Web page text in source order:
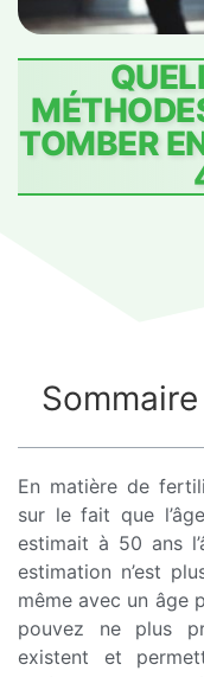
TOMBER
Sommaire
En matière de
sur le fait que
estimait à 50 ans
estimation n’est
même avec un âge
pouvez ne plus
existent et